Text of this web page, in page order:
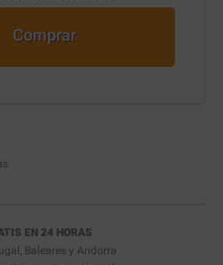
Comprar
EN 24 HORAS
Baleares y Andorra